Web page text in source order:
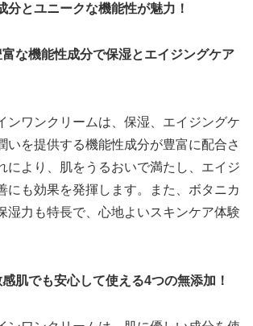
分とユニークな機能性が魅力！
富な機能性成分で保湿とエイジングケア
ンワンクリームは、保湿、エイジングケ
いを提供する機能性成分が豊富に配合さ
により、肌をうるおいで満たし、エイジ
にも効果を発揮します。また、ボタニカ
湿力も特長で、心地よいスキンケア体験
感肌でも安心して使える4つの無添加！